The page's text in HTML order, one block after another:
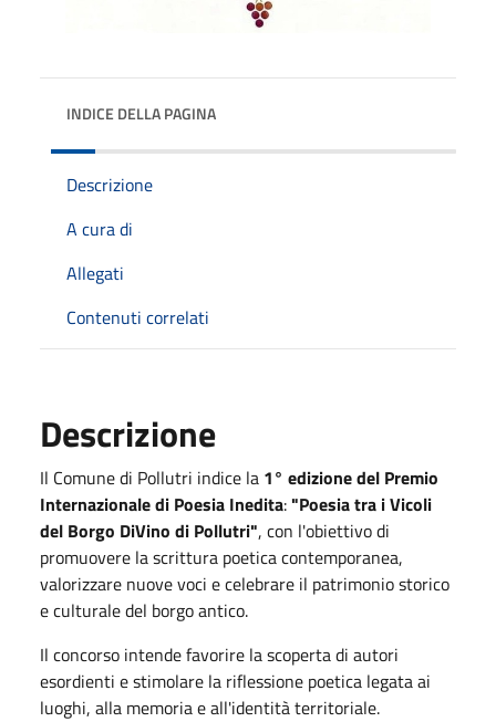
INDICE DELLA PAGINA
Descrizione
A cura di
Allegati
Contenuti correlati
Descrizione
Il Comune di Pollutri indice la 1° edizione del Premio
Internazionale di Poesia Inedita:"Poesia tra i Vicoli
del Borgo DiVino di Pollutri", con l'obiettivo di
promuovere la scrittura poetica contemporanea,
valorizzare nuove voci e celebrare il patrimonio storico
e culturale del borgo antico.
Il concorso intende favorire la scoperta di autori
esordienti e stimolare la riflessione poetica legata ai
luoghi, alla memoria e all'identità territoriale.